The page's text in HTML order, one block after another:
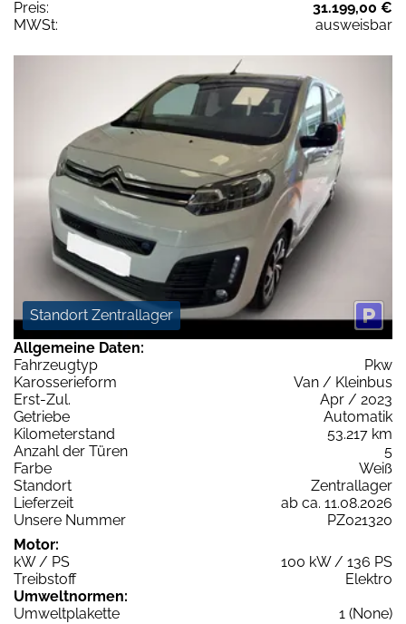
Preis:
31.199,00 €
MWSt:
ausweisbar
Standort Zentrallager
Allgemeine Daten:
Fahrzeugtyp
Pkw
Karosserieform
Van / Kleinbus
Erst-Zul.
Apr / 2023
Getriebe
Automatik
Kilometerstand
53.217 km
Anzahl der Türen
5
Farbe
Weiß
Standort
Zentrallager
Lieferzeit
ab ca. 11.08.2026
Unsere Nummer
PZ021320
Motor:
kW / PS
100 kW / 136 PS
Treibstoff
Elektro
Umweltnormen:
Umweltplakette
1 (None)